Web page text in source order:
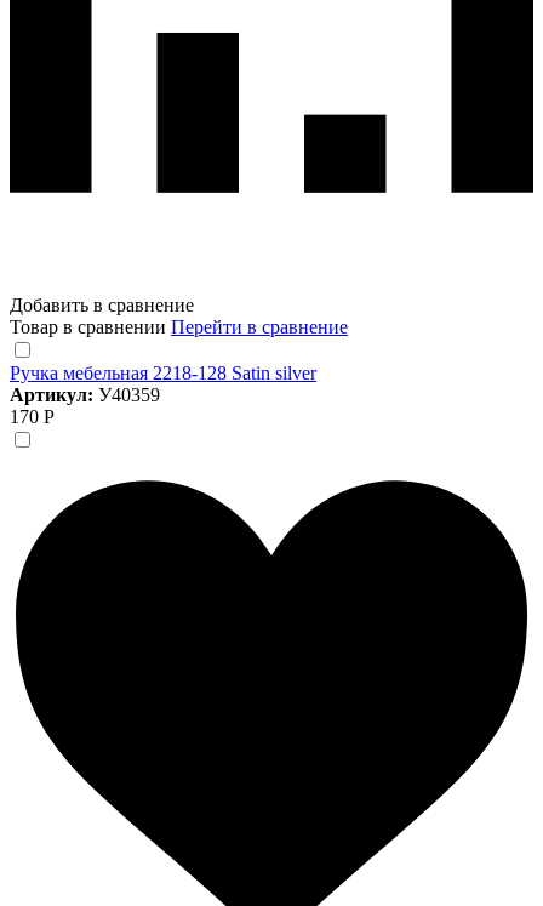
Добавить в сравнение
Товар в сравнении Перейти в сравнение
Ручка мебельная 2218-128 Satin silver
Артикул: У40359
170 Р